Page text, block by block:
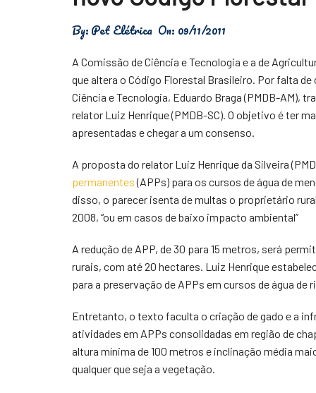
Física
Meio Ambiente
Saúde
By:Pet Elétrica On: 09/11/2011
A Comissão de Ciência e Tecnologia e a de
que altera o Código Florestal Brasileiro. Por falta
Ciência e Tecnologia, Eduardo Braga (PMDB-AM),
relator Luiz Henrique (PMDB-SC). O objetivo é ter
apresentadas e chegar a um consenso.
A proposta do relator Luiz Henrique da Silveira
permanentes(APPs) para os cursos de água de
disso, o parecer isenta de multas o proprietário
2008, “ou em casos de baixo impacto ambiental”
A redução de APP, de 30 para 15 metros, será
rurais, com até 20 hectares. Luiz Henrique
para a preservação de APPs em cursos de água de
Entretanto, o texto faculta o criação de gado e a
atividades em APPs consolidadas em região de
altura mínima de 100 metros e inclinação média
qualquer que seja a vegetação.